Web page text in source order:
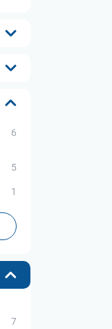
6
5
1
7